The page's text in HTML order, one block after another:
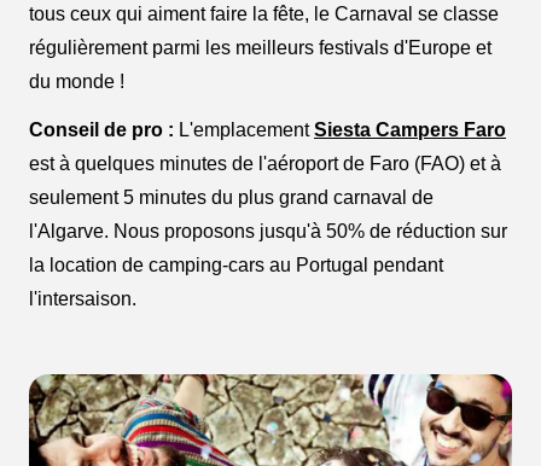
tous ceux qui aiment faire la fête, le Carnaval se classe
régulièrement parmi les meilleurs festivals d'Europe et
du monde !
Conseil de pro : L'emplacementSiesta Campers Faro
est à quelques minutes de l'aéroport de Faro (FAO) et à
seulement 5 minutes du plus grand carnaval de
l'Algarve. Nous proposons jusqu'à 50% de réduction sur
la location de camping-cars au Portugal pendant
l'intersaison.